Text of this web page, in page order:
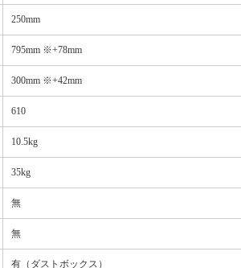
250mm
795mm ※+78mm
300mm ※+42mm
610
10.5kg
35kg
無
無
有（ダストボックス）